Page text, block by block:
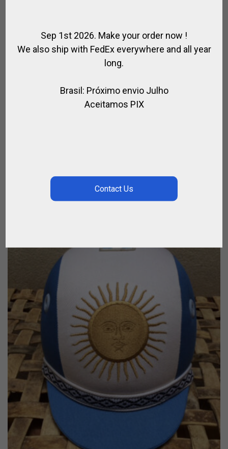
Sep 1st 2026. Make your order now !
We also ship with FedEx everywhere and all year
long.
Brasil: Próximo envio Julho
Aceitamos PIX